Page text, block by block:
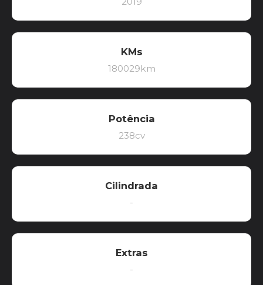
KMs
180029km
Potência
238cv
Cilindrada
-
Extras
-